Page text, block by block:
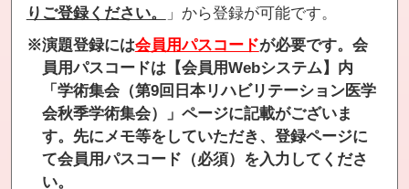
りご登録ください。
」から登録が可能です。
※演題登録には会員用パスコードが必要です。会
員用パスコードは【会員用Webシステム】内
「学術集会（第9回日本リハビリテーション医学
会秋季学術集会）」ページに記載がございま
す。先にメモ等をしていただき、登録ページに
て会員用パスコード（必須）を入力してくださ
い。